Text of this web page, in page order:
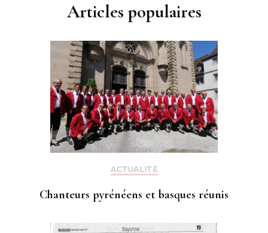
Articles populaires
ACTUALITÉ
Chanteurs pyrénéens et basques réunis